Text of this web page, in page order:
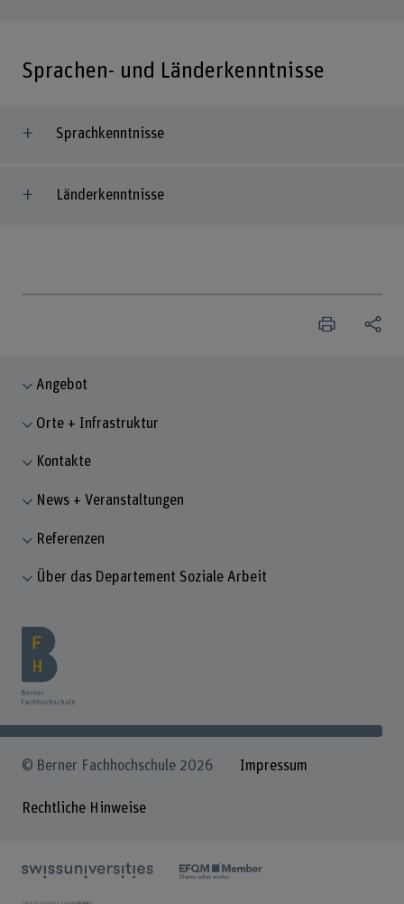
Sprachen- und Länderkenntnisse
Sprachkenntnisse
Länderkenntnisse
Angebot
Orte + Infrastruktur
Kontakte
News + Veranstaltungen
Referenzen
Über das Departement Soziale Arbeit
© Berner Fachhochschule 2026 Impressum
Rechtliche Hinweise